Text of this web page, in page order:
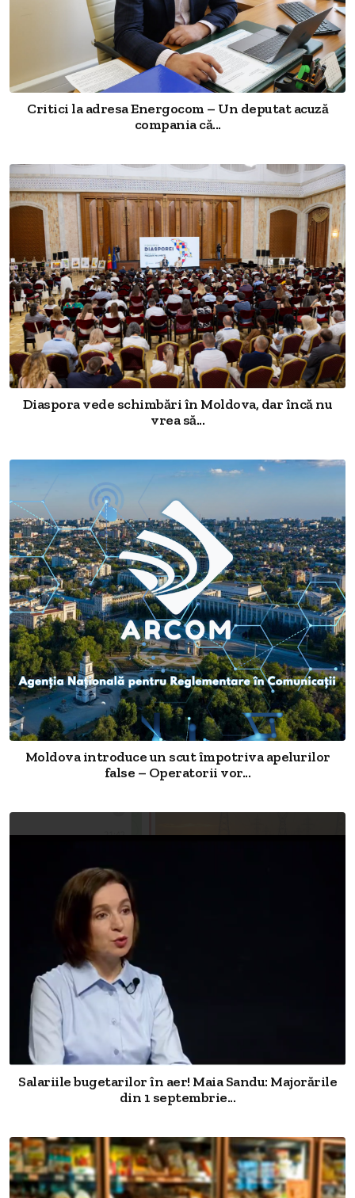
Critici la adresa Energocom – Un deputat acuză
compania că...
Diaspora vede schimbări în Moldova, dar încă nu
vrea să...
Moldova introduce un scut împotriva apelurilor
false – Operatorii vor...
Salariile bugetarilor în aer! Maia Sandu: Majorările
din 1 septembrie...